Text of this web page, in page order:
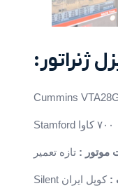
ژنراتور:
موتور : تازه تعمیر
: کوپل ایران Silent